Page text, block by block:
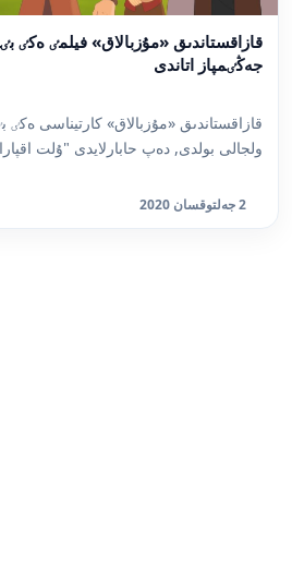
قازاقستاندىق «مۇزبالاق» فيلمٸ ەكٸ
جەڭٸمپاز اتاندى
قازاقستاندىق «مۇزبالاق» كارتيناسى ەكٸ
ولجالى بولدى, دەپ حابارلايدى "ۇلت
2 جەلتوقسان 2020